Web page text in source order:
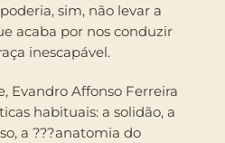
sim, não levar a
acaba por nos conduzir
inescapável.
Evandro Affonso Ferreira
habituais: a solidão, a
a ???anatomia do